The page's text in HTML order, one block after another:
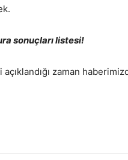
sonuçları listesi!
zaman